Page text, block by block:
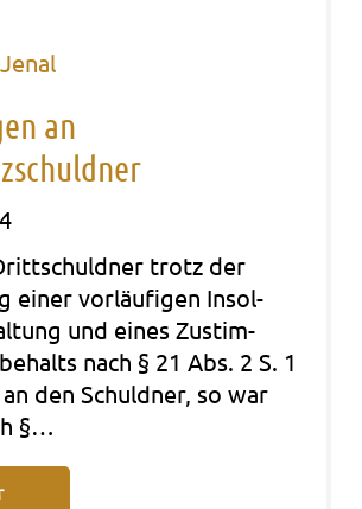
an
trotz der
einer vor­läu­fi­gen Insol­
und eines Zustim­
nach § 21 Abs. 2 S. 1
den Schuld­ner, so war
§…